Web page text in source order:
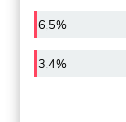
6,5%
3,4%